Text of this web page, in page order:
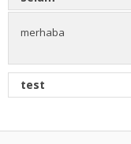
merhaba
test
metinlerdir. Lorem